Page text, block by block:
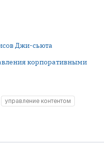
Джи-сьюта
корпоративными
управление контентом